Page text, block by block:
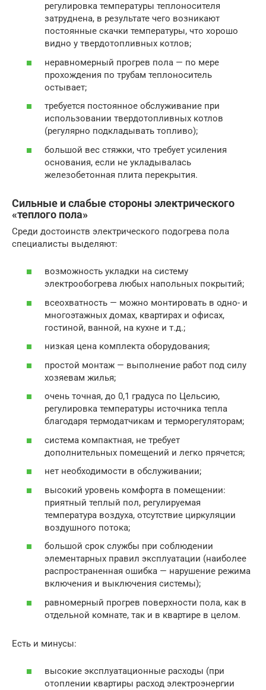
регулировка температуры теплоносителя
затруднена, в результате чего возникают
постоянные скачки температуры, что хорошо
видно у твердотопливных котлов;
неравномерный прогрев пола — по мере
прохождения по трубам теплоноситель
остывает;
требуется постоянное обслуживание при
использовании твердотопливных котлов
(регулярно подкладывать топливо);
большой вес стяжки, что требует усиления
основания, если не укладывалась
железобетонная плита перекрытия.
Сильные и слабые стороны электрического
«теплого пола»
Среди достоинств электрического подогрева пола
специалисты выделяют:
возможность укладки на систему
электрообогрева любых напольных покрытий;
всеохватность — можно монтировать в одно- и
многоэтажных домах, квартирах и офисах,
гостиной, ванной, на кухне и т.д.;
низкая цена комплекта оборудования;
простой монтаж — выполнение работ под силу
хозяевам жилья;
очень точная, до 0,1 градуса по Цельсию,
регулировка температуры источника тепла
благодаря термодатчикам и терморегуляторам;
система компактная, не требует
дополнительных помещений и легко прячется;
нет необходимости в обслуживании;
высокий уровень комфорта в помещении:
приятный теплый пол, регулируемая
температура воздуха, отсутствие циркуляции
воздушного потока;
большой срок службы при соблюдении
элементарных правил эксплуатации (наиболее
распространенная ошибка — нарушение режима
включения и выключения системы);
равномерный прогрев поверхности пола, как в
отдельной комнате, так и в квартире в целом.
Есть и минусы:
высокие эксплуатационные расходы (при
отоплении квартиры расход электроэнергии